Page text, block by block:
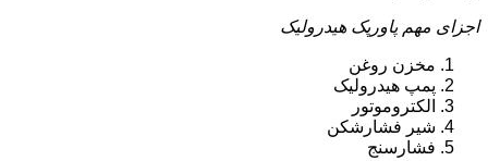
اجزای مهم پاورپک هیدرولیک
مخزن روغن
پمپ هیدرولیک
الکتروموتور
شیر فشارشکن
فشارسنج